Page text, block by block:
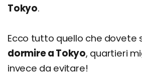
Tokyo.
Ecco tutto quello che dovete
dormire a Tokyo, quartieri
invece da evitare!